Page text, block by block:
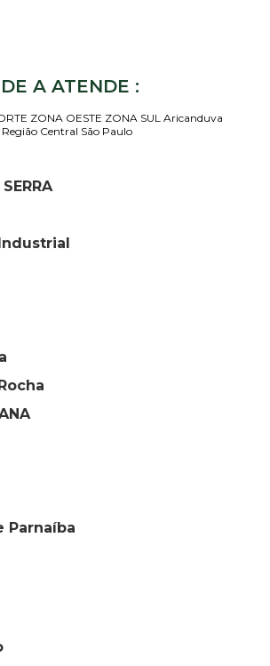
A ATENDE :
ZONA OESTE ZONA SUL Aricanduva
Região Central São Paulo
SERRA
Parnaíba